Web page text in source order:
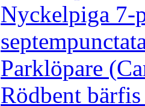
Nyckelpiga 7-
Parklöpare
Rödbent